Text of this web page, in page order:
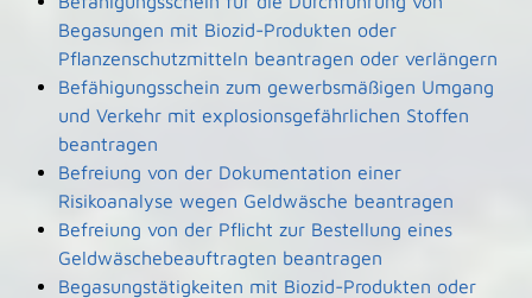
Begasungen mit Biozid-Produkten oder
Pflanzenschutzmitteln beantragen oder verlängern
Befähigungsschein zum gewerbsmäßigen Umgang
und Verkehr mit explosionsgefährlichen Stoffen
beantragen
Befreiung von der Dokumentation einer
Risikoanalyse wegen Geldwäsche beantragen
Befreiung von der Pflicht zur Bestellung eines
Geldwäschebeauftragten beantragen
Begasungstätigkeiten mit Biozid-Produkten oder